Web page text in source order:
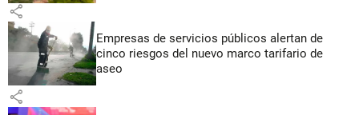
share
Empresas de servicios públicos alertan de
cinco riesgos del nuevo marco tarifario de
aseo
share